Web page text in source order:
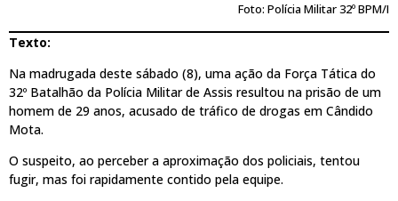
Foto: Polícia Militar 32º BPM/I
Texto:
Na madrugada deste sábado (8), uma ação da Força Tática do
32º Batalhão da Polícia Militar de Assis resultou na prisão de um
homem de 29 anos, acusado de tráfico de drogas em Cândido
Mota.
O suspeito, ao perceber a aproximação dos policiais, tentou
fugir, mas foi rapidamente contido pela equipe.